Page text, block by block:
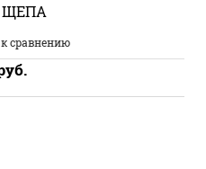
ЩЕПА
сравнению